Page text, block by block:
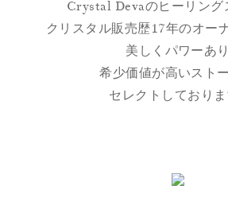
Crystal Devaのヒーリング
クリスタル販売歴17年のオー
美しくパワーあり
希少価値が高いスト
セレクトしており